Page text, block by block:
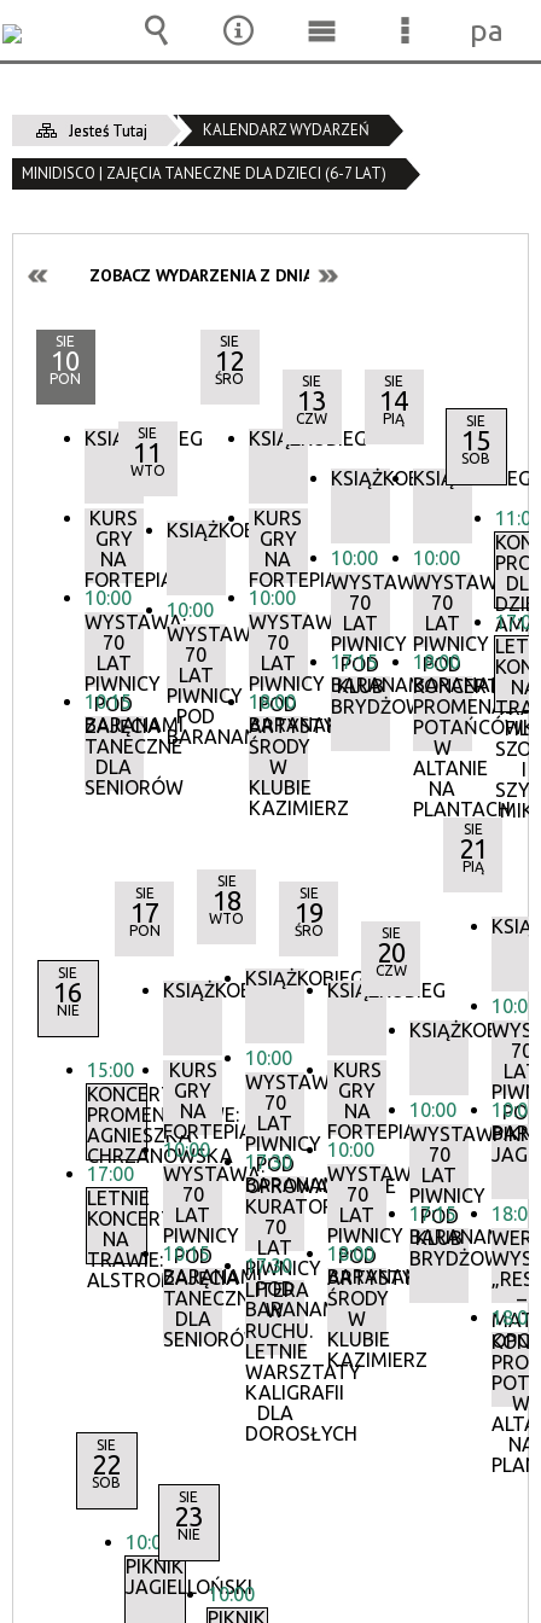
Jesteś Tutaj KALENDARZ WYDARZEŃ
MINIDISCO | ZAJĘCIA TANECZNE DLA DZIECI (6-7 LAT)
ZOBACZ WYDARZENIA Z DNIA:
SIE
10
PON
KSIĄŻKOBIEG
KURS
GRY
NA
FORTEPIANIE
10:00
WYSTAWA:
70
LAT
PIWNICY
POD
BARANAMI
10:15
ZAJĘCIA
TANECZNE
DLA
SENIORÓW
SIE
11
WTO
KSIĄŻKOBIEG
10:00
WYSTAWA:
70
LAT
PIWNICY
POD
BARANAMI
SIE
12
ŚRO
KSIĄŻKOBIEG
KURS
GRY
NA
FORTEPIANIE
10:00
WYSTAWA:
70
LAT
PIWNICY
POD
BARANAMI
18:00
ARTYSTYCZNE
ŚRODY
W
KLUBIE
KAZIMIERZ
SIE
13
CZW
KSIĄŻKOBIEG
10:00
WYSTAWA:
70
LAT
PIWNICY
POD
BARANAMI
17:15
KLUB
BRYDŻOWY
SIE
14
PIĄ
KSIĄŻKOBIEG
10:00
WYSTAWA:
70
LAT
PIWNICY
POD
BARANAMI
18:00
KONCERTY
W
ALTANIE
NA
PLANTACH
SIE
15
SOB
11:00
DLA
17:00
NA
I
SIE
16
NIE
15:00
KONCERTY
PROMENADOWE:
AGNIESZKA
CHRZANOWSKA
17:00
LETNIE
KONCERTY
NA
TRAWIE:
ALSTROMERIE
SIE
17
PON
KSIĄŻKOBIEG
KURS
GRY
NA
FORTEPIANIE
10:00
WYSTAWA:
70
LAT
PIWNICY
POD
BARANAMI
10:15
ZAJĘCIA
TANECZNE
DLA
SENIORÓW
SIE
18
WTO
KSIĄŻKOBIEG
10:00
WYSTAWA:
70
LAT
PIWNICY
POD
BARANAMI
17:30
OPROWADZANIE
KURATORSKIE:
70
LAT
PIWNICY
POD
BARANAMI
17:30
LITERA
W
RUCHU.
LETNIE
WARSZTATY
KALIGRAFII
DLA
DOROSŁYCH
SIE
19
ŚRO
KSIĄŻKOBIEG
KURS
GRY
NA
FORTEPIANIE
10:00
WYSTAWA:
70
LAT
PIWNICY
POD
BARANAMI
18:00
ARTYSTYCZNE
ŚRODY
W
KLUBIE
KAZIMIERZ
SIE
20
CZW
KSIĄŻKOBIEG
10:00
WYSTAWA:
70
LAT
PIWNICY
POD
BARANAMI
17:15
KLUB
BRYDŻOWY
SIE
21
PIĄ
10:00
70
LAT
POD
10:00
18:00
–
18:00
W
NA
SIE
22
SOB
10:00
PIKNIK
JAGIELLOŃSKI
SIE
23
NIE
10:00
PIKNIK
Wyszukiwarka
Narzędzia
MenuMenu